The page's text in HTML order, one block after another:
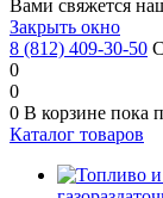
Вами свяжется
Закрыть окно
8 (812) 409-30-50
0
0
0 В корзине пока
Каталог товаров